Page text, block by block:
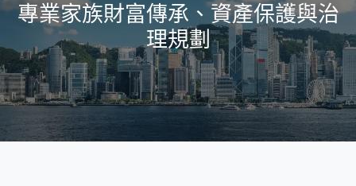
專業家族財富傳承、資產保護與治
理規劃